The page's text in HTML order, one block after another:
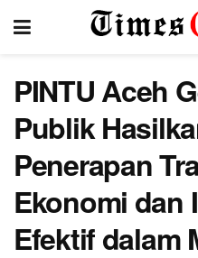
PINTU Aceh
Publik
Penerapan
Ekonomi dan
Efektif dalam